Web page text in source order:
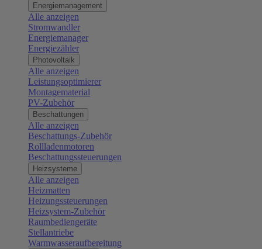
Energiemanagement
Alle anzeigen
Stromwandler
Energiemanager
Energiezähler
Photovoltaik
Alle anzeigen
Leistungsoptimierer
Montagematerial
PV-Zubehör
Beschattungen
Alle anzeigen
Beschattungs-Zubehör
Rollladenmotoren
Beschattungssteuerungen
Heizsysteme
Alle anzeigen
Heizmatten
Heizungssteuerungen
Heizsystem-Zubehör
Raumbediengeräte
Stellantriebe
Warmwasseraufbereitung